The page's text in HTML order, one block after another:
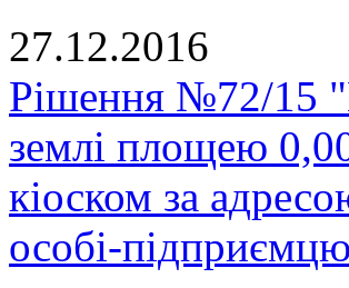
27.12.2016
Рішення №72/15
землі площею
кіоском за
особі-